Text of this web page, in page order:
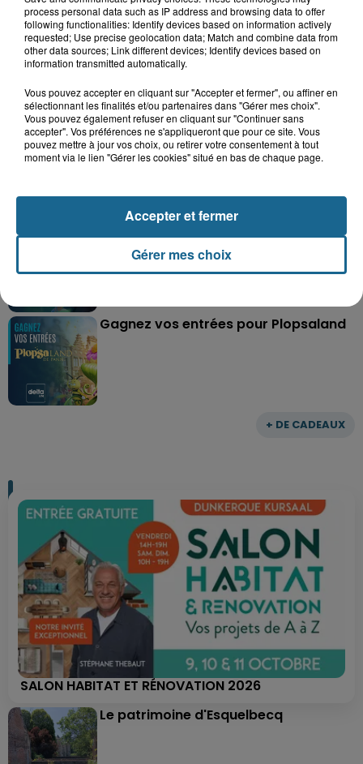
+ DE CADEAUX
Grand jeu de l'été : les cabines de plages
Gagnez vos entrées pour Dennlys
Parc
Bagatelle
Gagnez vos entrées pour Plopsaland
SALON HABITAT ET RÉNOVATION 2026
Le patrimoine d'Esquelbecq
process personal data such as IP address and browsing data to offer
following functionalities: Identify devices based on information actively
requested; Use precise geolocation data; Match and combine data from
other data sources; Link different devices; Identify devices based on
information transmitted automatically.
Vous pouvez accepter en cliquant sur "Accepter et fermer", ou affiner en
sélectionnant les finalités et/ou partenaires dans "Gérer mes choix".
Vous pouvez également refuser en cliquant sur "Continuer sans
accepter". Vos préférences ne s'appliqueront que pour ce site. Vous
pouvez mettre à jour vos choix, ou retirer votre consentement à tout
moment via le lien "Gérer les cookies" situé en bas de chaque page.
Gérer mes choix
Accepter et fermer